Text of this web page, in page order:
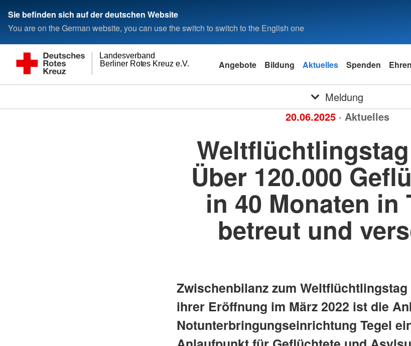
Sie befinden sich auf der deutschen Website
You are on the German website, you can use the switch to switch to the English one
Berliner Rotes Kreuz e.V.
Landesverband
Angebote Bildung Aktuelles Spenden
Meldung
20.06.2025 · Aktuelles
Über 120.000
in 40 Monaten in
betreut und
Zwischenbilanz zum Weltflüchtlingstag
ihrer Eröffnung im März 2022 ist die
Notunterbringungseinrichtung Tegel